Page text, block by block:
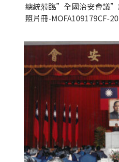
總統蒞臨”全國治安會議”
照片冊-MOFA109179CF-